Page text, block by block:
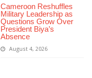
Cameroon Reshuffles
Military Leadership as
Questions Grow Over
President Biya’s
Absence
August 4, 2026